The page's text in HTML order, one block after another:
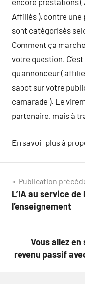
encore prestations (
Affiliés ), contre une
sont catégorisés
Comment ça
votre question.
qu’annonceur (
sabot sur votre
camarade ). Le
partenaire, mais à
En savoir plus à
Navigation
de
Publication
L’IA au service
l’enseignement
Vous allez
revenu passif